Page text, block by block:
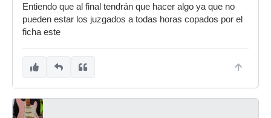
Entiendo que al final tendrán que hacer algo ya que no
pueden estar los juzgados a todas horas copados por el
ficha este